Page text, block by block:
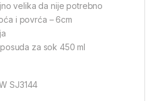
velika da nije potrebno
i povrća – 6cm
za sok 450 ml
SJ3144